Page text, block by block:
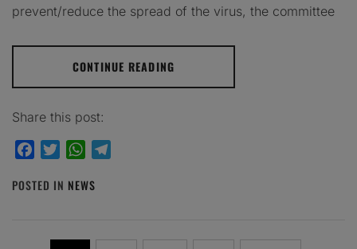
prevent/reduce the spread of the virus, the committee
CONTINUE READING
Share this post:
FacebookTwitterWhatsApp
POSTED IN NEWS